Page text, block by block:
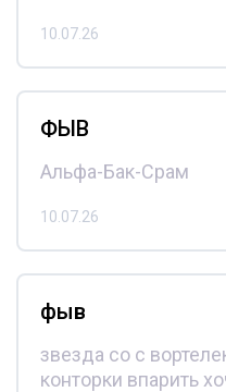
10.07.26
ФЫВ
Альфа-Бак-Срам
10.07.26
фыв
звезда со с
конторки впарить